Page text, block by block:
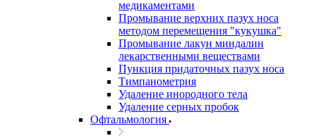
медикаментами
Промывание верхних пазух носа
методом перемещения "кукушка"
Промывание лакун миндалин
лекарственными веществами
Пункция придаточных пазух носа
Тимпанометрия
Удаление инородного тела
Удаление серных пробок
Офтальмология